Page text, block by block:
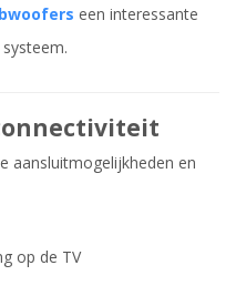
een interessante
aansluitmogelijkheden en
op de TV